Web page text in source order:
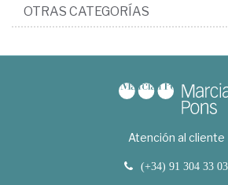
OTRAS CATEGORÍAS
Atención al cliente
(+34) 91 304 33 03